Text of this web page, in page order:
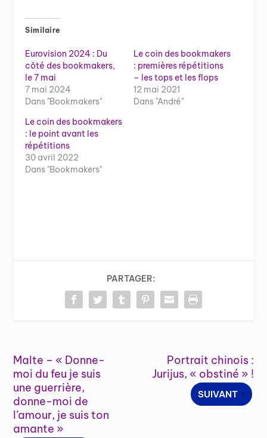
Similaire
Eurovision 2024 : Du
côté des bookmakers,
le 7 mai
7 mai 2024
Dans "Bookmakers"
Le coin des bookmakers
: premières répétitions
– les tops et les flops
12 mai 2021
Dans "André"
Le coin des bookmakers
: le point avant les
répétitions
30 avril 2022
Dans "Bookmakers"
PARTAGER:
Malte – « Donne-
moi du feu je suis
une guerrière,
donne-moi de
l’amour, je suis ton
amante »
Portrait chinois :
Jurijus, « obstiné » !
SUIVANT